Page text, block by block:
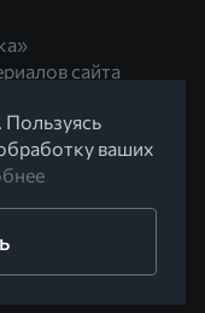
сайта
Пользуясь
ваших